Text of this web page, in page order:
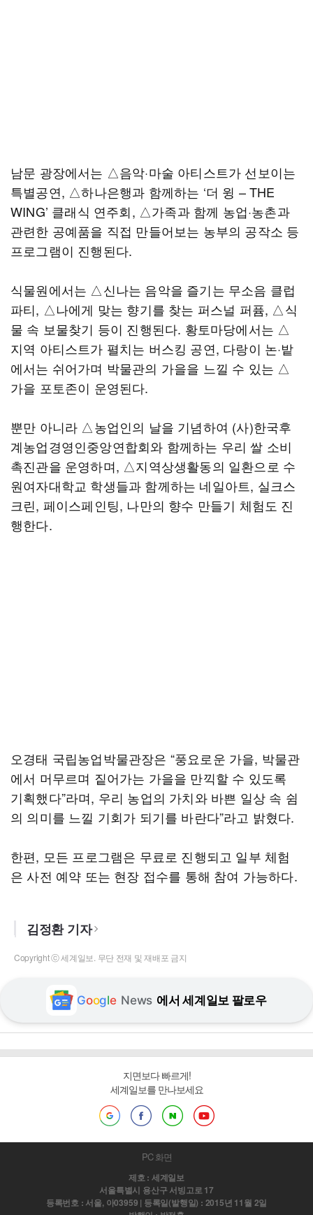
남문 광장에서는 △음악·마술 아티스트가 선보이는
특별공연, △하나은행과 함께하는 ‘더 윙 – THE
WING’ 클래식 연주회, △가족과 함께 농업·농촌과
관련한 공예품을 직접 만들어보는 농부의 공작소 등
프로그램이 진행된다.
식물원에서는 △신나는 음악을 즐기는 무소음 클럽
파티, △나에게 맞는 향기를 찾는 퍼스널 퍼퓸, △식
물 속 보물찾기 등이 진행된다. 황토마당에서는 △
지역 아티스트가 펼치는 버스킹 공연, 다랑이 논·밭
에서는 쉬어가며 박물관의 가을을 느낄 수 있는 △
가을 포토존이 운영된다.
뿐만 아니라 △농업인의 날을 기념하여 (사)한국후
계농업경영인중앙연합회와 함께하는 우리 쌀 소비
촉진관을 운영하며, △지역상생활동의 일환으로 수
원여자대학교 학생들과 함께하는 네일아트, 실크스
크린, 페이스페인팅, 나만의 향수 만들기 체험도 진
행한다.
오경태 국립농업박물관장은 “풍요로운 가을, 박물관
에서 머무르며 짙어가는 가을을 만끽할 수 있도록
기획했다”라며, 우리 농업의 가치와 바쁜 일상 속 쉼
의 의미를 느낄 기회가 되기를 바란다”라고 밝혔다.
한편, 모든 프로그램은 무료로 진행되고 일부 체험
은 사전 예약 또는 현장 접수를 통해 참여 가능하다.
김정환 기자
Copyright ⓒ 세계일보. 무단 전재 및 재배포 금지
Google News 에서 세계일보 팔로우
지면보다 빠르게!
세계일보를 만나보세요
PC 화면
제호 : 세계일보
서울특별시 용산구 서빙고로 17
등록번호 : 서울, 아03959 | 등록일(발행일) : 2015년 11월 2일